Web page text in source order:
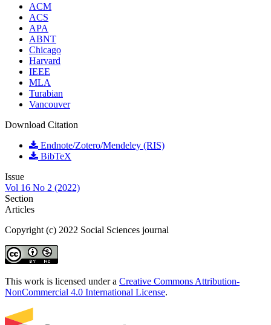
ACM
ACS
APA
ABNT
Chicago
Harvard
IEEE
MLA
Turabian
Vancouver
Download Citation
Endnote/Zotero/Mendeley (RIS)
BibTeX
Issue
Vol 16 No 2 (2022)
Section
Articles
Copyright (c) 2022 Social Sciences journal
This work is licensed under a Creative Commons Attribution-
NonCommercial 4.0 International License.